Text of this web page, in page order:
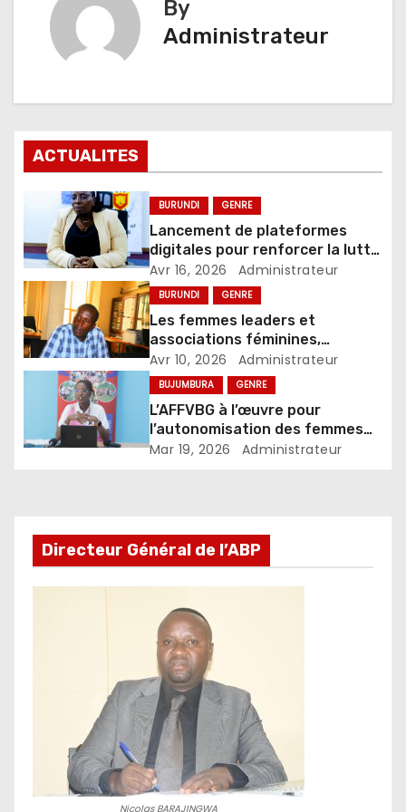
By
Administrateur
ACTUALITES
BURUNDI GENRE
Lancement de plateformes
digitales pour renforcer la lutte
contre les violences basées sur
le genre
Avr 16, 2026 Administrateur
BURUNDI GENRE
Les femmes leaders et
associations féminines,
actrices clés de la promotion et
de la défense des droits des
femmes
Avr 10, 2026 Administrateur
BUJUMBURA GENRE
L’AFFVBG à l’œuvre pour
l’autonomisation des femmes
et des filles
Mar 19, 2026 Administrateur
Directeur Général de l’ABP
Nicolas BARAJINGWA